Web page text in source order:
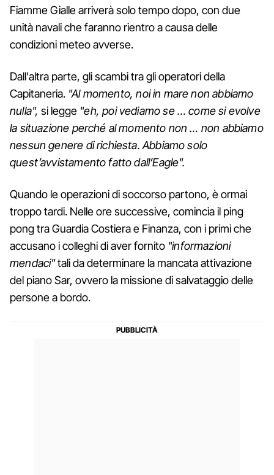
Fiamme Gialle arriverà solo tempo dopo, con due
unità navali che faranno rientro a causa delle
condizioni meteo avverse.
Dall'altra parte, gli scambi tra gli operatori della
Capitaneria. "Al momento, noi in mare non abbiamo
nulla", si legge "eh, poi vediamo se … come si evolve
la situazione perché al momento non … non abbiamo
nessun genere di richiesta. Abbiamo solo
quest’avvistamento fatto dall’Eagle".
Quando le operazioni di soccorso partono, è ormai
troppo tardi. Nelle ore successive, comincia il ping
pong tra Guardia Costiera e Finanza, con i primi che
accusano i colleghi di aver fornito "informazioni
mendaci"tali da determinare la mancata attivazione
del piano Sar, ovvero la missione di salvataggio delle
persone a bordo.